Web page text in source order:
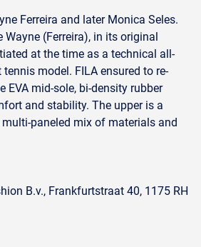
Ferreira and later Monica Seles.
Wayne (Ferreira), in its original
at the time as a technical all-
model. FILA ensured to re-
EVA mid-sole, bi-density rubber
and stability. The upper is a
paneled mix of materials and
B.v., Frankfurtstraat 40, 1175 RH